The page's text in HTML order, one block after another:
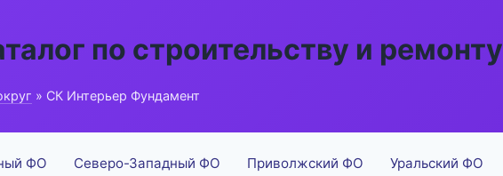
по строительству и ремонту
» СК Интерьер Фундамент
ФО Северо-Западный ФО Приволжский ФО Уральский ФО